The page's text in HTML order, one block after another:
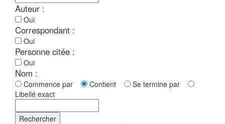
Auteur :
Oui
Correspondant :
Oui
Personne citée :
Oui
Nom :
Commence par Contient
Se termine par
Libellé exact
Rechercher